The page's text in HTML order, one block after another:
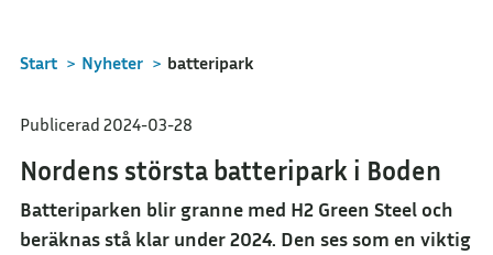
Start > Nyheter > batteripark
Publicerad 2024-03-28
Nordens största batteripark i Boden
Batteriparken blir granne med H2 Green Steel och
beräknas stå klar under 2024. Den ses som en viktig